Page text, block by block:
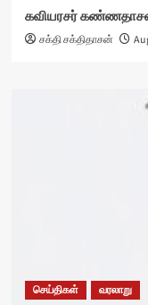
கவியரசர்
சக்தி சக்திதாசன்
செய்திகள் வரலாறு